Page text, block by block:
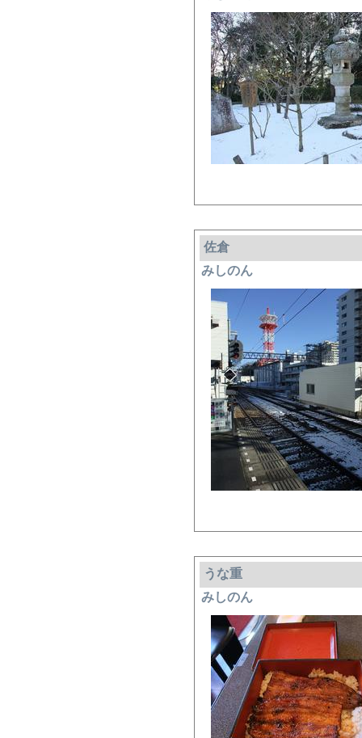
佐倉
みしのん
うな重
みしのん